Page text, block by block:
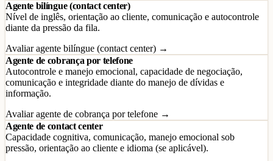
Agente bilíngue (contact center)
Nível de inglês, orientação ao cliente, comunicação e autocontrole
diante da pressão da fila.
Avaliar agente bilíngue (contact center) →
Agente de cobrança por telefone
Autocontrole e manejo emocional, capacidade de negociação,
comunicação e integridade diante do manejo de dívidas e
informação.
Avaliar agente de cobrança por telefone →
Agente de contact center
Capacidade cognitiva, comunicação, manejo emocional sob
pressão, orientação ao cliente e idioma (se aplicável).